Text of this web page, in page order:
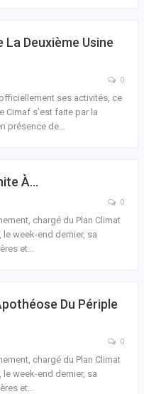
Deuxième Usine
0
ses activités, ce
Cimaf s’est faite par la
présence de…
À…
0
chargé du Plan Climat
week-end dernier, sa
et…
Du Périple
0
chargé du Plan Climat
week-end dernier, sa
et…